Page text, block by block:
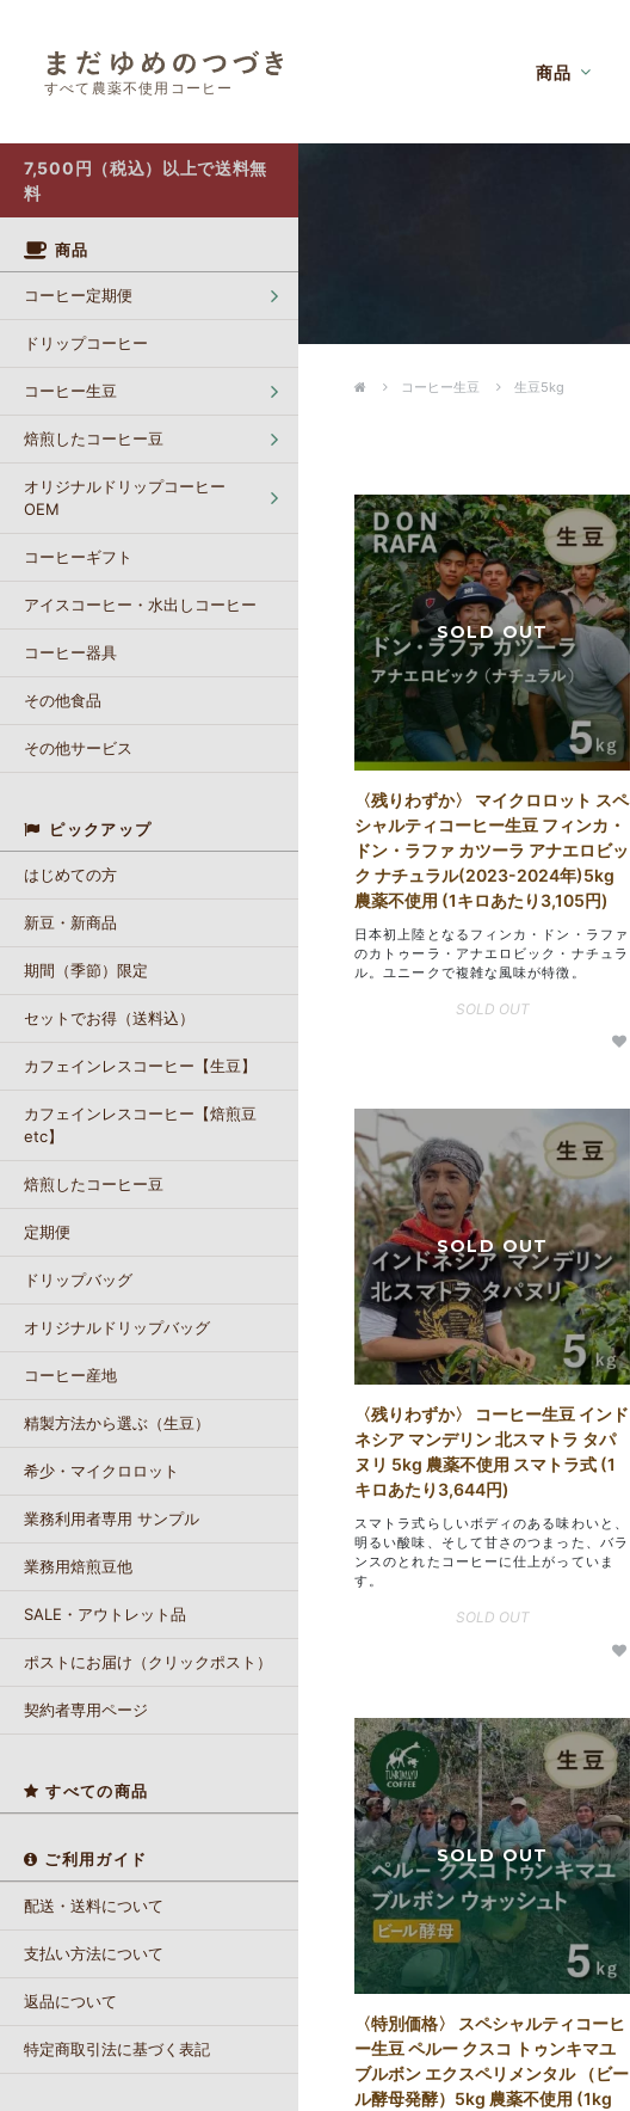
すべて農薬不使用コーヒー
商品
7,500円（税込）以上で送料無
料
商品
コーヒー定期便
ドリップコーヒー
コーヒー生豆
焙煎したコーヒー豆
オリジナルドリップコーヒー
OEM
コーヒーギフト
アイスコーヒー・水出しコーヒー
コーヒー器具
その他食品
その他サービス
ピックアップ
はじめての方
新豆・新商品
期間（季節）限定
セットでお得（送料込）
カフェインレスコーヒー【生豆】
カフェインレスコーヒー【焙煎豆
etc】
焙煎したコーヒー豆
定期便
ドリップバッグ
オリジナルドリップバッグ
コーヒー産地
精製方法から選ぶ（生豆）
希少・マイクロロット
業務利用者専用 サンプル
業務用焙煎豆他
SALE・アウトレット品
ポストにお届け（クリックポスト）
契約者専用ページ
すべての商品
ご利用ガイド
配送・送料について
支払い方法について
返品について
特定商取引法に基づく表記
コーヒー生豆 生豆5kg
〈残りわずか〉 マイクロロット スペ
シャルティコーヒー生豆 フィンカ・
ドン・ラファ カツーラ アナエロビッ
ク ナチュラル(2023-2024年)5kg
農薬不使用 (1キロあたり3,105円)
日本初上陸となるフィンカ・ドン・ラファ
のカトゥーラ・アナエロビック・ナチュラ
ル。ユニークで複雑な風味が特徴。
SOLD OUT
〈残りわずか〉 コーヒー生豆 インド
ネシア マンデリン 北スマトラ タパ
ヌリ 5kg 農薬不使用 スマトラ式 (1
キロあたり3,644円)
スマトラ式らしいボディのある味わいと、
明るい酸味、そして甘さのつまった、バラ
ンスのとれたコーヒーに仕上がっていま
す。
SOLD OUT
〈特別価格〉 スペシャルティコーヒ
ー生豆 ペルー クスコ トゥンキマユ
ブルボン エクスペリメンタル （ビー
ル酵母発酵）5kg 農薬不使用 (1kg